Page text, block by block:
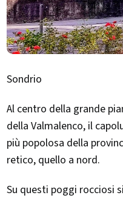
Sondrio
Al centro della grande
della Valmalenco, il
più popolosa della
retico, quello a nord.
Su questi poggi rocciosi